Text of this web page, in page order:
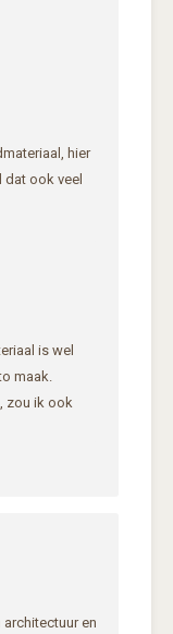
hier
dat ook veel
is wel
maak.
zou ik ook
en